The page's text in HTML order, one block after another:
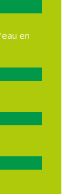
en